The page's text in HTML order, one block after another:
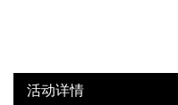
活动详情